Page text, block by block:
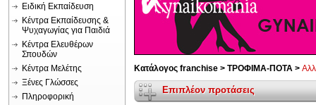
Ειδική Εκπαίδευση
Κέντρα Εκπαίδευσης &
Ψυχαγωγίας για Παιδιά
Κέντρα Ελευθέρων
Σπουδών
Κέντρα Μελέτης
Ξένες Γλώσσες
Πληροφορική
Κατάλογος franchise > ΤΡΟΦΙΜΑ-ΠΟΤΑ >
Επιπλέον προτάσεις